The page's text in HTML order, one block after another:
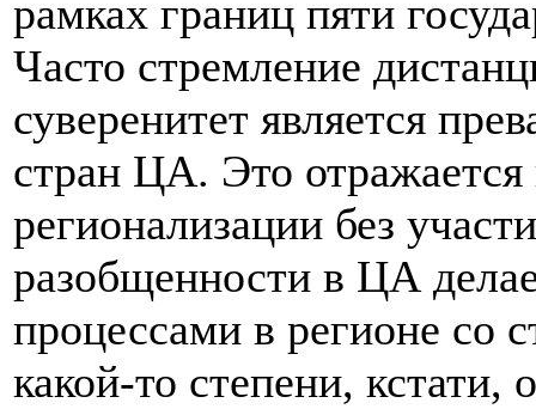
рамках границ пяти
Часто стремление
суверенитет является
стран ЦА. Это
регионализации без
разобщенности в ЦА
процессами в регионе со
какой-то степени, кстати,